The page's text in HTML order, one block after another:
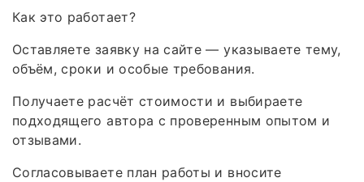
Как это работает?
Оставляете заявку на сайте — указываете тему,
объём, сроки и особые требования.
Получаете расчёт стоимости и выбираете
подходящего автора с проверенным опытом и
отзывами.
Согласовываете план работы и вносите